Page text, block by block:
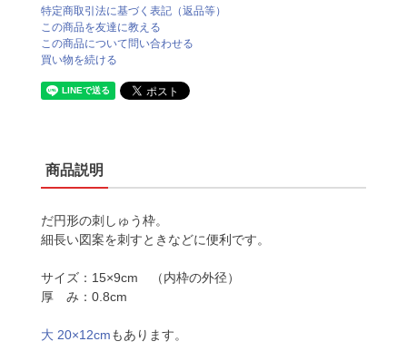
特定商取引法に基づく表記（返品等）
この商品を友達に教える
この商品について問い合わせる
買い物を続ける
商品説明
だ円形の刺しゅう枠。
細長い図案を刺すときなどに便利です。
サイズ：15×9cm （内枠の外径）
厚 み：0.8cm
大 20×12cmもあります。